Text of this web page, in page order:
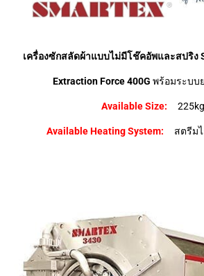
เครื่องซักสลัดผ้าแบบไม่มีโช๊คอัพและสปริง
Extraction Force 400G พร้อมระบบ
Available Size:
Available Heating System: สตรีมไ